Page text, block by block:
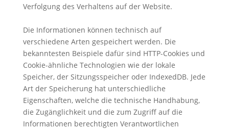
Verfolgung des Verhaltens auf der Website.
Die Informationen können technisch auf
verschiedene Arten gespeichert werden. Die
bekanntesten Beispiele dafür sind HTTP-Cookies und
Cookie-ähnliche Technologien wie der lokale
Speicher, der Sitzungsspeicher oder IndexedDB. Jede
Art der Speicherung hat unterschiedliche
Eigenschaften, welche die technische Handhabung,
die Zugänglichkeit und die zum Zugriff auf die
Informationen berechtigten Verantwortlichen